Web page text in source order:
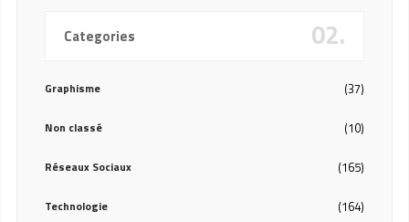
Categories 02.
Graphisme (37)
Non classé (10)
Réseaux Sociaux (165)
Technologie (164)